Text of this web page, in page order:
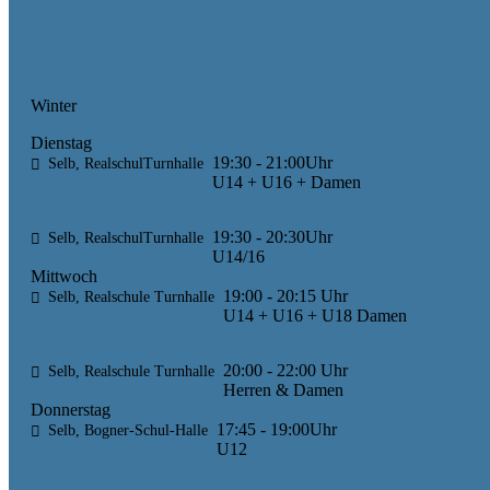
Winter
Dienstag
Selb, RealschulTurnhalle 19:30 - 21:00Uhr
U14 + U16 + Damen
Selb, RealschulTurnhalle 19:30 - 20:30Uhr
U14/16
Mittwoch
Selb, Realschule Turnhalle 19:00 - 20:15 Uhr
U14 + U16 + U18 Damen
Selb, Realschule Turnhalle 20:00 - 22:00 Uhr
Herren & Damen
Donnerstag
Selb, Bogner-Schul-Halle 17:45 - 19:00Uhr
U12